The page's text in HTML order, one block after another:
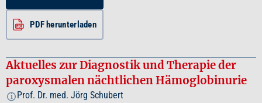
PDF herunterladen
Aktuelles zur Diagnostik und Therapie der
paroxysmalen nächtlichen Hämoglobinurie
i Prof. Dr. med. Jörg Schubert